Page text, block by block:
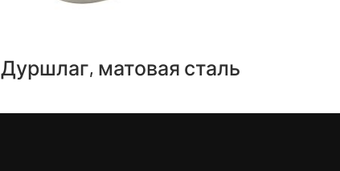
Дуршлаг, матовая сталь